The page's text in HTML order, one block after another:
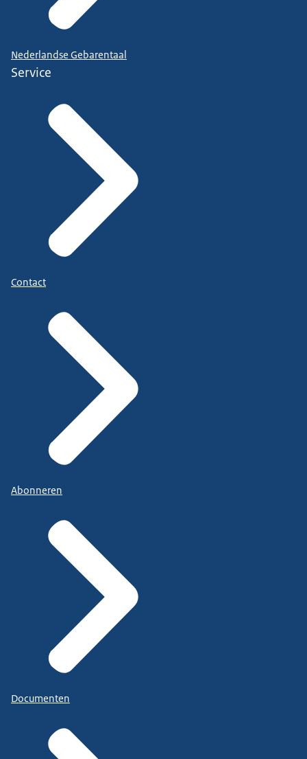
Nederlandse Gebarentaal
Service
Contact
Abonneren
Documenten